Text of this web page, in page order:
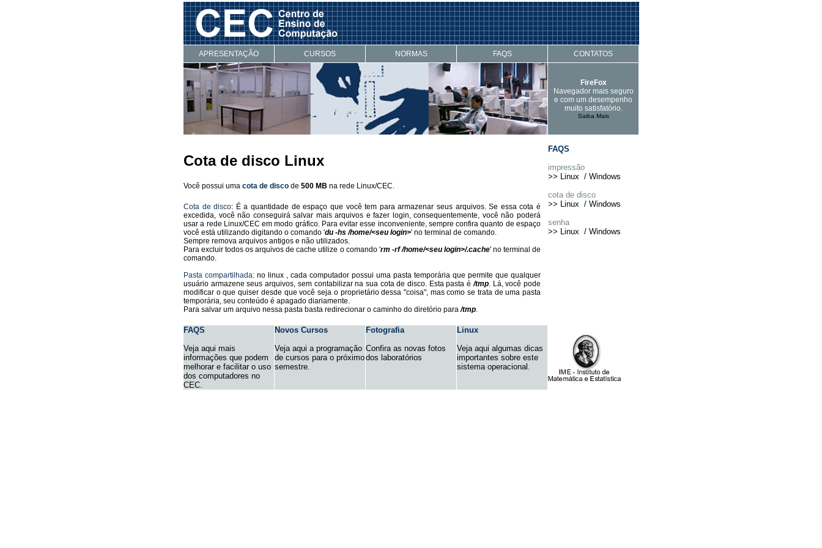
APRESENTAÇÃO CURSOS NORMAS FAQS CONTATOS
FireFox
Navegador mais seguro
e com um desempenho
muito satisfatório.
Saiba Mais
Cota de disco Linux
Você possui uma cota de disco de 500 MB na rede Linux/CEC.
Cota de disco: É a quantidade de espaço que você tem para armazenar seus arquivos. Se essa cota é
excedida, você não conseguirá salvar mais arquivos e fazer login, consequentemente, você não poderá
usar a rede Linux/CEC em modo gráfico. Para evitar esse inconveniente, sempre confira quanto de espaço
você está utilizando digitando o comando 'du -hs /home/<seu login>' no terminal de comando.
Sempre remova arquivos antigos e não utilizados.
Para excluir todos os arquivos de cache utilize o comando 'rm -rf /home/<seu login>/.cache' no terminal de
comando.
Pasta compartilhada: no linux , cada computador possui uma pasta temporária que permite que qualquer
usuário armazene seus arquivos, sem contabilizar na sua cota de disco. Esta pasta é/tmp. Lá, você pode
modificar o que quiser desde que você seja o proprietário dessa "coisa", mas como se trata de uma pasta
temporária, seu conteúdo é apagado diariamente.
Para salvar um arquivo nessa pasta basta redirecionar o caminho do diretório para/tmp.
FAQS
impressão
>> Linux / Windows
cota de disco
>> Linux / Windows
senha
>> Linux / Windows
FAQS
Veja aqui mais
informações que podem
melhorar e facilitar o uso
dos computadores no
CEC.
Novos Cursos
Veja aqui a programação
de cursos para o próximo
semestre.
Fotografia
Confira as novas fotos
dos laboratórios
Linux
Veja aqui algumas dicas
importantes sobre este
sistema operacional.